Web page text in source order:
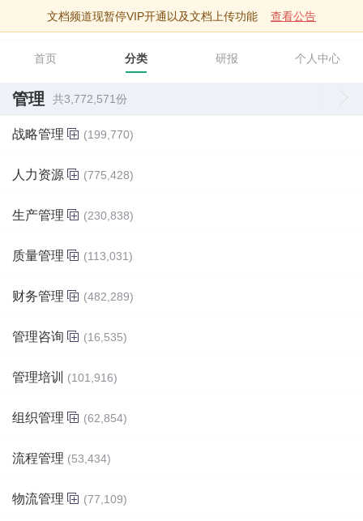
文档频道现暂停VIP开通以及文档上传功能 查看公告
智库文档
首页 分类 研报 个人中心
管理 共3,772,571份
战略管理 (199,770)
人力资源 (775,428)
生产管理 (230,838)
质量管理 (113,031)
财务管理 (482,289)
管理咨询 (16,535)
管理培训 (101,916)
组织管理 (62,854)
流程管理 (53,434)
物流管理 (77,109)